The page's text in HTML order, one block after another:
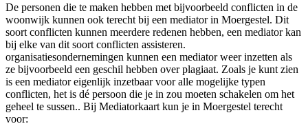
De personen die te maken hebben met bijvoorbeeld conflicten in de
woonwijk kunnen ook terecht bij een mediator in Moergestel. Dit
soort conflicten kunnen meerdere redenen hebben, een mediator kan
bij elke van dit soort conflicten assisteren.
organisatiesondernemingen kunnen een mediator weer inzetten als
ze bijvoorbeeld een geschil hebben over plagiaat. Zoals je kunt zien
is een mediator eigenlijk inzetbaar voor alle mogelijke typen
conflicten, het is dé persoon die je in zou moeten schakelen om het
geheel te sussen.. Bij Mediatorkaart kun je in Moergestel terecht
voor: